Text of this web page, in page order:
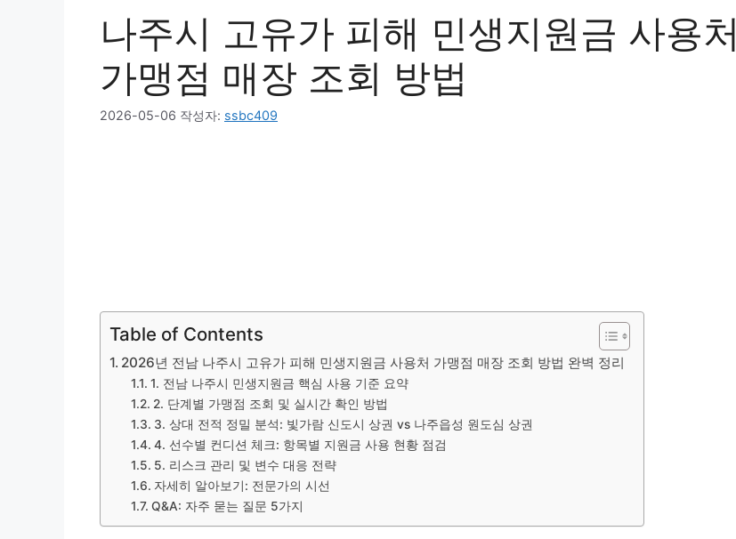
나주시 고유가 피해 민생지원금 사용처
가맹점 매장 조회 방법
2026-05-06 작성자: ssbc409
Table of Contents
2026년 전남 나주시 고유가 피해 민생지원금 사용처 가맹점 매장 조회 방법 완벽 정리
1. 전남 나주시 민생지원금 핵심 사용 기준 요약
2. 단계별 가맹점 조회 및 실시간 확인 방법
3. 상대 전적 정밀 분석: 빛가람 신도시 상권 vs 나주읍성 원도심 상권
4. 선수별 컨디션 체크: 항목별 지원금 사용 현황 점검
5. 리스크 관리 및 변수 대응 전략
자세히 알아보기: 전문가의 시선
Q&A: 자주 묻는 질문 5가지